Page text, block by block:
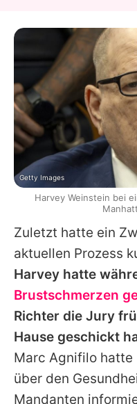
Zuletzt hatte ein
aktuellen Prozess
Harvey hatte
Brustschmerzen
Richter die Jury
Hause geschickt
Marc Agnifilo hatte
über den
Mandanten
Getty Images
Harvey Weinstein bei